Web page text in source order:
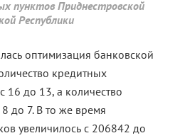
пунктов Приднестровской
Республики
оптимизация банковской
кредитных
16 до 13, а количество
до 7. В то же время
увеличилось с 206842 до